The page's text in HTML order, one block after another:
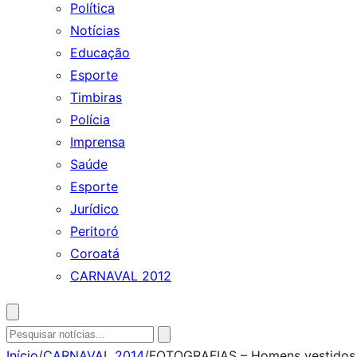
Política
Notícias
Educação
Esporte
Timbiras
Polícia
Imprensa
Saúde
Esporte
Jurídico
Peritoró
Coroatá
CARNAVAL 2012
busca
Pesquisar